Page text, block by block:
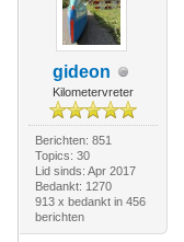
gideon
Kilometervreter
Berichten: 851
Topics: 30
Lid sinds: Apr 2017
Bedankt: 1270
913 x bedankt in 456
berichten